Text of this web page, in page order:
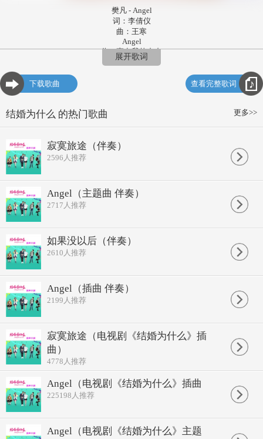
樊凡 - Angel
词：李倩仪
曲：王寒
Angel
你一直在我的左右
为我将寂寞全部都带走
你那一双美丽眼眸
当你要牵着我的手
带我去看世间爱的所有
淹没心中的颤抖
我用明天为你祈求
愿给你爱的天长地久
微风在诉说
仿佛还能听到你的爱依然
依然如最初般温柔
Angel
你那一双美丽眼眸
当你要牵着我的手
带我去看世间爱的所有
淹没心中的颤抖
我用思念
展开歌词
下载歌曲 查看完整歌词
更多>>
结婚为什么 的热门歌曲
寂寞旅途（伴奏）
2596 人推荐
Angel（主题曲 伴奏）
2717 人推荐
如果没以后（伴奏）
2610 人推荐
Angel（插曲 伴奏）
2199 人推荐
寂寞旅途（电视剧《结婚为什么》插
曲）
4778 人推荐
Angel（电视剧《结婚为什么》插曲
225198 人推荐
Angel（电视剧《结婚为什么》主题